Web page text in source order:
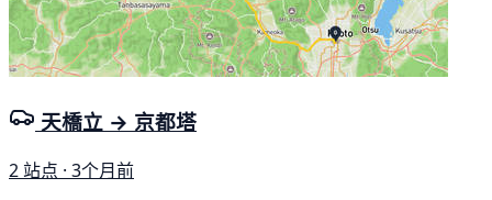
天橋立 → 京都塔
2 站点 · 3个月前